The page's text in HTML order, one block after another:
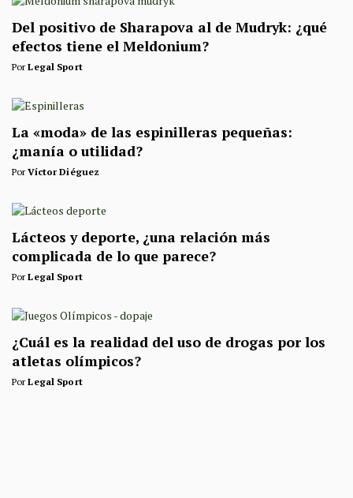
Del positivo de Sharapova al de Mudryk: ¿qué
efectos tiene el Meldonium?
PorLegal Sport
La «moda» de las espinilleras pequeñas:
¿manía o utilidad?
PorVíctor Diéguez
Lácteos y deporte, ¿una relación más
complicada de lo que parece?
PorLegal Sport
¿Cuál es la realidad del uso de drogas por los
atletas olímpicos?
PorLegal Sport